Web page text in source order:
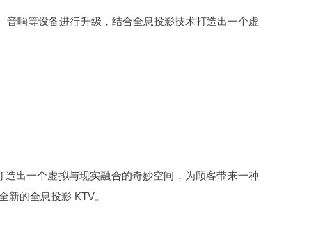
响等设备进行升级，结合全息投影技术打造出一个虚
出一个虚拟与现实融合的奇妙空间，为顾客带来一种
的全息投影 KTV。